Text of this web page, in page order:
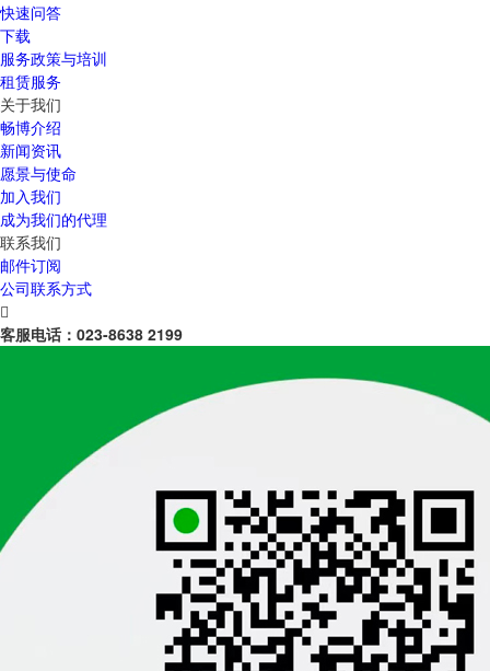
快速问答
下载
服务政策与培训
租赁服务
关于我们
畅博介绍
新闻资讯
愿景与使命
加入我们
成为我们的代理
联系我们
邮件订阅
公司联系方式

客服电话： 023-8638 2199